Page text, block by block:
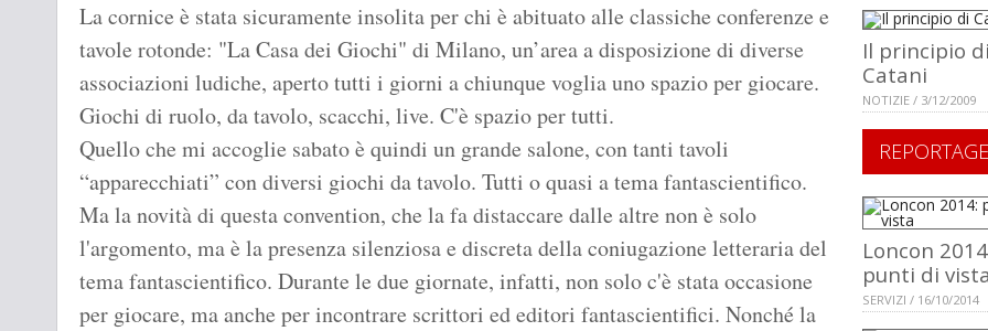
La cornice è stata sicuramente insolita per chi è abituato alle classiche conferenze e
tavole rotonde: "La Casa dei Giochi" di Milano, un’area a disposizione di diverse
associazioni ludiche, aperto tutti i giorni a chiunque voglia uno spazio per giocare.
Giochi di ruolo, da tavolo, scacchi, live. C'è spazio per tutti.
Quello che mi accoglie sabato è quindi un grande salone, con tanti tavoli
“apparecchiati” con diversi giochi da tavolo. Tutti o quasi a tema fantascientifico.
Ma la novità di questa convention, che la fa distaccare dalle altre non è solo
l'argomento, ma è la presenza silenziosa e discreta della coniugazione letteraria del
tema fantascientifico. Durante le due giornate, infatti, non solo c'è stata occasione
per giocare, ma anche per incontrare scrittori ed editori fantascientifici. Nonché la
Il principio
Catani
NOTIZIE / 3/12/2009
REPORTAGE
Loncon
punti di
SERVIZI / 16/10/2014